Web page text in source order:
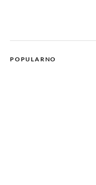
POPULARNO